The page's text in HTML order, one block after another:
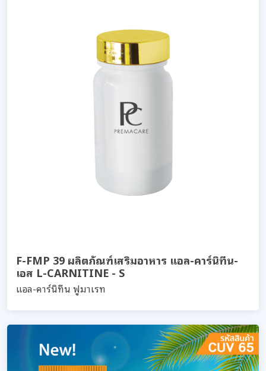
F-FMP 39 ผลิตภัณฑ์เสริมอาหาร แอล-คาร์นิทีน-
เอส L-CARNITINE - S
แอล-คาร์นิทีน ฟูมาเรท